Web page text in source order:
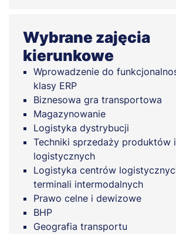
Wybrane zajęcia
kierunkowe
Wprowadzenie do
klasy ERP
Biznesowa gra transportowa
Magazynowanie
Logistyka dystrybucji
Techniki sprzedaży produktów i
logistycznych
Logistyka centrów
terminali intermodalnych
Prawo celne i dewizowe
BHP
Geografia transportu